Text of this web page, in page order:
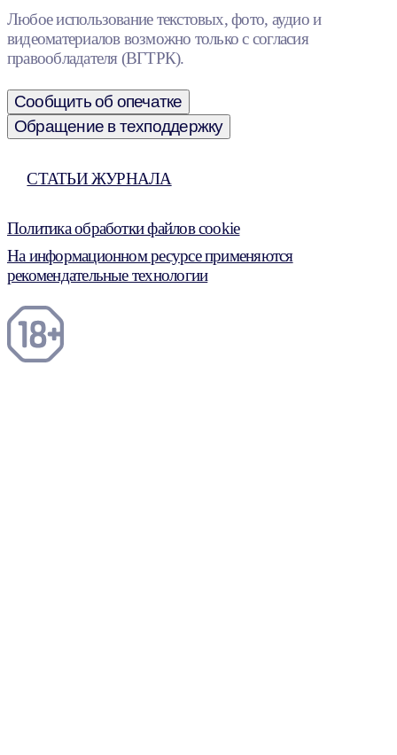
Любое использование текстовых, фото, аудио и
видеоматериалов возможно только с согласия
правообладателя (ВГТРК).
Сообщить об опечатке
Обращение в техподдержку
СТАТЬИ ЖУРНАЛА
Политика обработки файлов cookie
На информационном ресурсе применяются
рекомендательные технологии